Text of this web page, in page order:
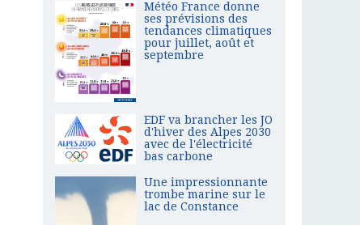
Météo France donne
ses prévisions des
tendances climatiques
pour juillet, août et
septembre
EDF va brancher les JO
d'hiver des Alpes 2030
avec de l'électricité
bas carbone
Une impressionnante
trombe marine sur le
lac de Constance